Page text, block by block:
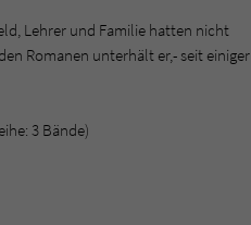
Lehrer und Familie hatten nicht
Romanen unterhält er,- seit einiger
3 Bände)